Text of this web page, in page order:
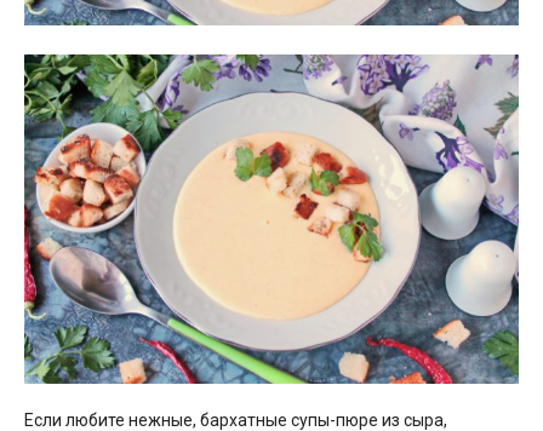
Если любите нежные, бархатные супы-пюре из сыра,